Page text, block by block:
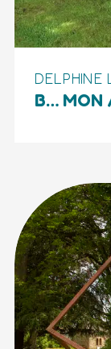
DELPHINE
B… MON